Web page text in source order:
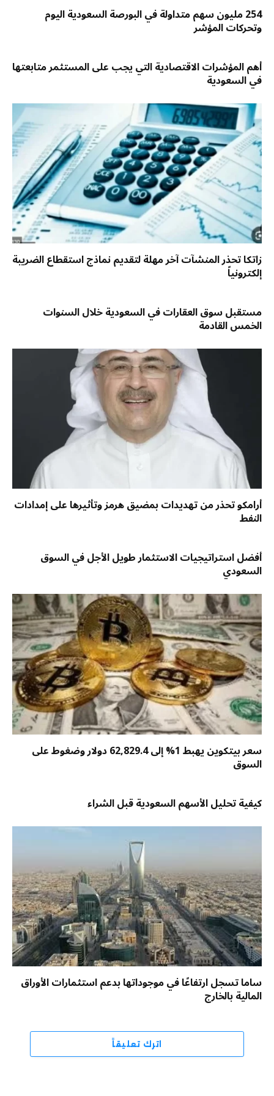
254 مليون سهم متداولة في البورصة السعودية اليوم
وتحركات المؤشر
أهم المؤشرات الاقتصادية التي يجب على المستثمر متابعتها
في السعودية
زاتكا تحذر المنشآت آخر مهلة لتقديم نماذج استقطاع الضريبة
إلكترونياً
مستقبل سوق العقارات في السعودية خلال السنوات
الخمس القادمة
أرامكو تحذر من تهديدات بمضيق هرمز وتأثيرها على إمدادات
النفط
أفضل استراتيجيات الاستثمار طويل الأجل في السوق
السعودي
سعر بيتكوين يهبط 1% إلى 62,829.4 دولار وضغوط على
السوق
كيفية تحليل الأسهم السعودية قبل الشراء
ساما تسجل ارتفاعًا في موجوداتها بدعم استثمارات الأوراق
المالية بالخارج
اترك تعليقاً